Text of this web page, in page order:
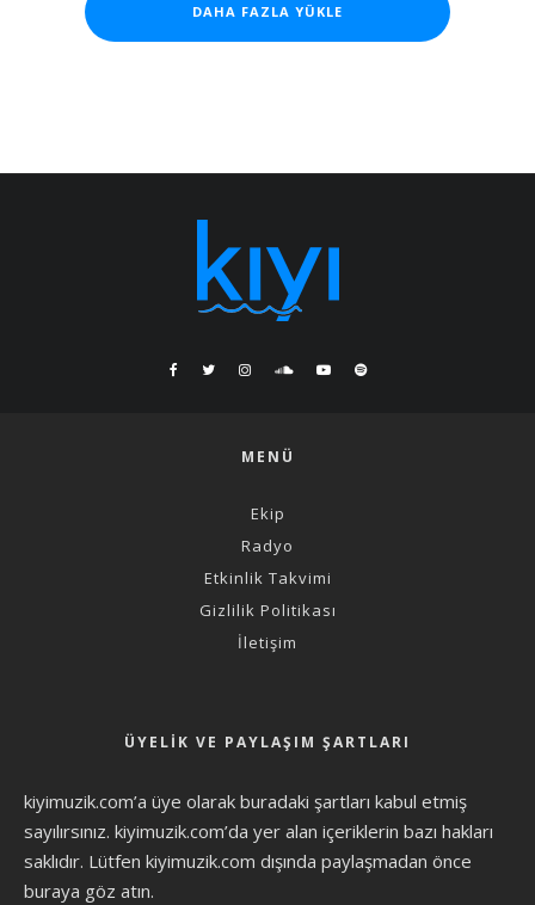
DAHA FAZLA YÜKLE
MENÜ
Ekip
Radyo
Etkinlik Takvimi
Gizlilik Politikası
İletişim
ÜYELIK VE PAYLAŞIM ŞARTLARI
kiyimuzik.com’a üye olarak buradaki şartları kabul etmiş
sayılırsınız. kiyimuzik.com’da yer alan içeriklerin bazı hakları
saklıdır. Lütfen kiyimuzik.com dışında paylaşmadan önce
buraya göz atın.